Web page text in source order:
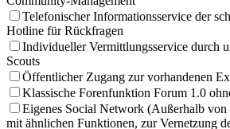
Telefonischer Informationsservice der
Hotline für Rückfragen
Individueller Vermittlungsservice durch
Scouts
Öffentlicher Zugang zur vorhandenen
Klassische Forenfunktion Forum 1.0
Eigenes Social Network (Außerhalb
mit ähnlichen Funktionen, zur Vernetzung